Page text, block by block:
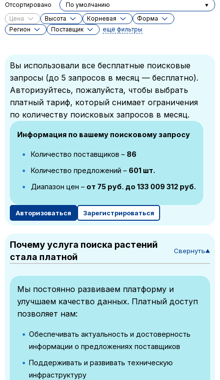
Цена Высота Корневая
Форма
Регион
Поставщик ещё фильтры
Отсортировано По умолчанию
Вы использовали все бесплатные поисковые
запросы (до 5 запросов в месяц — бесплатно).
Авторизуйтесь, пожалуйста, чтобы выбрать
платный тариф, который снимает ограничения
по количеству поисковых запросов в месяц.
Информация по вашему поисковому запросу
Количество поставщиков – 86
Количество предложений – 601 шт.
Диапазон цен – от 75 руб. до 133 009 312 руб.
Авторизоваться Зарегистрироваться
Почему услуга поиска растений
стала платной
Свернуть▼
Мы постоянно развиваем платформу и
улучшаем качество данных. Платный доступ
позволяет нам:
Обеспечивать актуальность и достоверность
информации о предложениях поставщиков
Поддерживать и развивать техническую
инфраструктуру